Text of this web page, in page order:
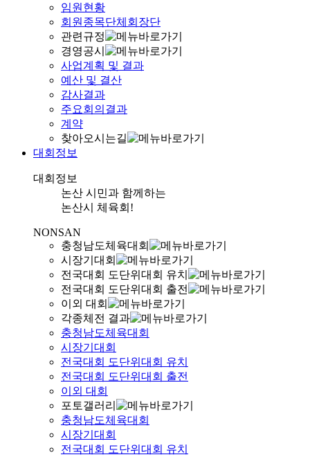
임원현황
회원종목단체회장단
관련규정
경영공시
사업계획 및 결과
예산 및 결산
감사결과
주요회의결과
계약
찾아오시는길
대회정보
대회정보
논산 시민과 함께하는
논산시 체육회!
NONSAN
충청남도체육대회
시장기대회
전국대회 도단위대회 유치
전국대회 도단위대회 출전
이외 대회
각종체전 결과
충청남도체육대회
시장기대회
전국대회 도단위대회 유치
전국대회 도단위대회 출전
이외 대회
포토갤러리
충청남도체육대회
시장기대회
전국대회 도단위대회 유치